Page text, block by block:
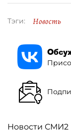
Тэги: Новость
Новости СМИ2